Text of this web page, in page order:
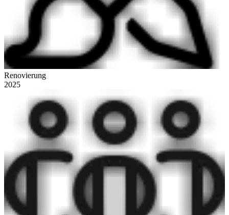
Renovierung
2025